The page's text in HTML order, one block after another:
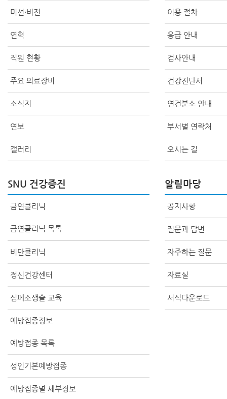
미션·비전
연혁
직원 현황
주요 의료장비
소식지
연보
갤러리
이용 절차
응급 안내
검사안내
건강진단서
연건분소 안내
부서별 연락처
오시는 길
SNU 건강증진
금연클리닉
금연클리닉 목록
비만클리닉
정신건강센터
심폐소생술 교육
예방접종정보
예방접종 목록
성인기본예방접종
예방접종별 세부정보
알림마당
공지사항
질문과 답변
자주하는 질문
자료실
서식다운로드